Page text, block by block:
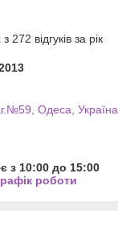
272 відгуків за рік
Одеса, Україна
з 10:00 до 15:00
роботи